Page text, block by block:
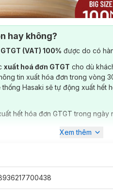
hay không?
(VAT) 100% được do có
xuất hoá đơn GTGT cho dù
tin xuất hóa đơn trong vòng
Hasaki sẽ tự động xuất
hết hóa đơn GTGT trong
Xem thêm